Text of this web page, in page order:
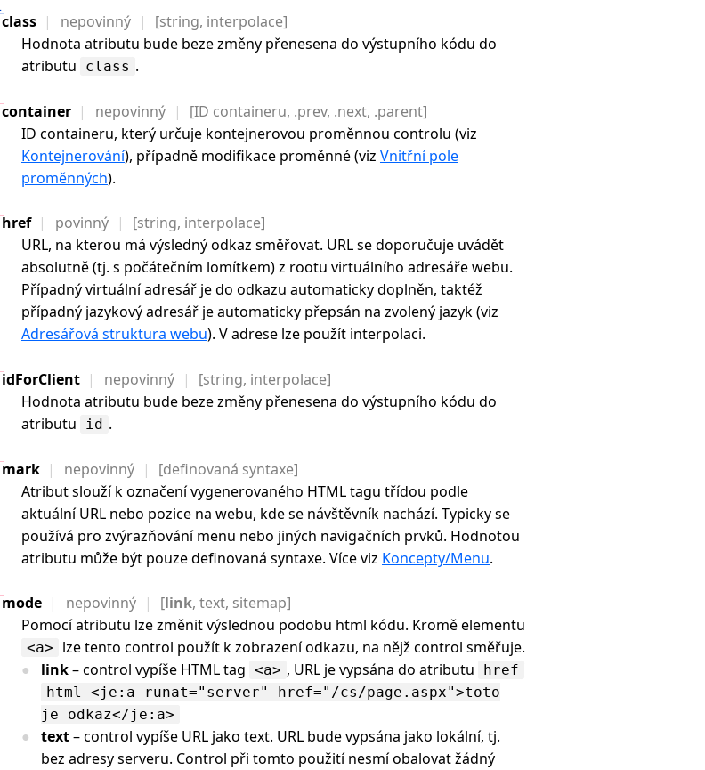
class nepovinný
[string, interpolace]
Hodnota atributu bude beze změny přenesena do výstupního kódu do
atributu
class .
container nepovinný
[ID containeru, .prev, .next, .parent]
ID containeru, který určuje kontejnerovou proměnnou controlu (viz
Kontejnerování), případně modifikace proměnné (viz Vnitřní pole
proměnných).
href povinný
[string, interpolace]
URL, na kterou má výsledný odkaz směřovat. URL se doporučuje uvádět
absolutně (tj. s počátečním lomítkem) z rootu virtuálního adresáře webu.
Případný virtuální adresář je do odkazu automaticky doplněn, taktéž
případný jazykový adresář je automaticky přepsán na zvolený jazyk (viz
Adresářová struktura webu). V adrese lze použít interpolaci.
idForClient nepovinný
[string, interpolace]
Hodnota atributu bude beze změny přenesena do výstupního kódu do
atributu
id .
mark nepovinný
[definovaná syntaxe]
Atribut slouží k označení vygenerovaného HTML tagu třídou podle
aktuální URL nebo pozice na webu, kde se návštěvník nachází. Typicky se
používá pro zvýrazňování menu nebo jiných navigačních prvků. Hodnotou
atributu může být pouze definovaná syntaxe. Více viz Koncepty/Menu.
mode nepovinný [link, text, sitemap]
Pomocí atributu lze změnit výslednou podobu html kódu. Kromě elementu
<a>
lze tento control použít k zobrazení odkazu, na nějž control směřuje.
link– control vypíše HTML tag <a> , URL je vypsána do atributu
href
html <je:a runat="server" href="/cs/page.aspx">toto
je odkaz</je:a>
text– control vypíše URL jako text. URL bude vypsána jako lokální, tj.
bez adresy serveru. Control při tomto použití nesmí obalovat žádný